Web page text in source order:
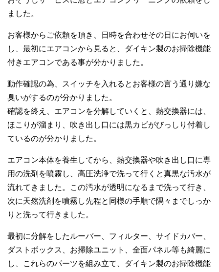
ました。
お客様からご依頼を頂き、日時を合わせその日にお伺いを
し、最初にエアコンから見ると、ダイキン製のお掃除機能
付きエアコンである事が分かりました。
動作確認の為、スイッチを入れるとお客様の言う通り嫌な
臭いがするのが分かりました。
確認を終え、エアコンを分解していくと、熱交換器には、
ほこりが溜まり、吹き出し口には黒カビがびっしり付着し
ているのが分かりました。
エアコン本体を養生してから、熱交換器や吹き出し口に専
用の洗剤を噴霧し、高圧洗浄で洗って行くと真黒な汚水が
流れてきました。この汚水が透明になるまで洗って行き、
次に天然洗剤を噴霧し先程と同様の手順で隅々までしっか
りと洗って行きました。
最初に分解をしたルーバー、フィルター、サイドカバー、
ダストボックス、お掃除ユニット、全面パネル等も綺麗に
し、これらのパーツを組み立て、ダイキン製のお掃除機能